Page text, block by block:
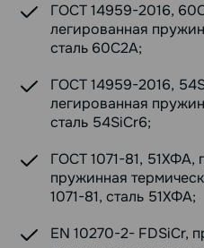
ГОСТ 14959-2016,
легированная
сталь 60С2А;
ГОСТ 14959-2016,
легированная
сталь 54SiCr6;
ГОСТ 1071-81, 51ХФА,
пружинная
1071-81, сталь 51ХФА;
EN 10270-2- FDSiCr,